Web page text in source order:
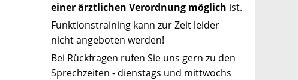
einer ärztlichen Verordnung möglich ist.
Funktionstraining kann zur Zeit leider
nicht angeboten werden!
Bei Rückfragen rufen Sie uns gern zu den
Sprechzeiten - dienstags und mittwochs